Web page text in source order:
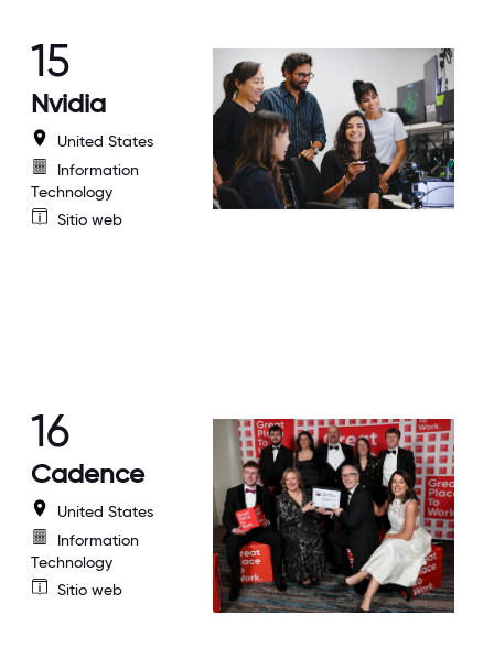
15
Nvidia
United States
Information
Technology
Sitio web
16
Cadence
United States
Information
Technology
Sitio web